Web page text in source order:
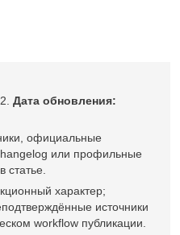
Дата обновления:
официальные
или профильные
характер;
источники
workflow публикации.